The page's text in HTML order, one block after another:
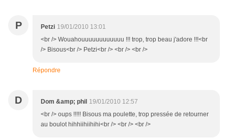
P Petzi 19/01/2010 13:01
<br /> Wouahouuuuuuuuuuuu !!! trop, trop beau j'adore !!!<br
/> Bisous<br /> Petzi<br /> <br /> <br />
Répondre
D Dom &amp; phil 19/01/2010 12:57
<br /> oups !!!!! Bisous ma poulette, trop pressée de retourner
au boulot hihhiihiihihi<br /> <br /> <br />